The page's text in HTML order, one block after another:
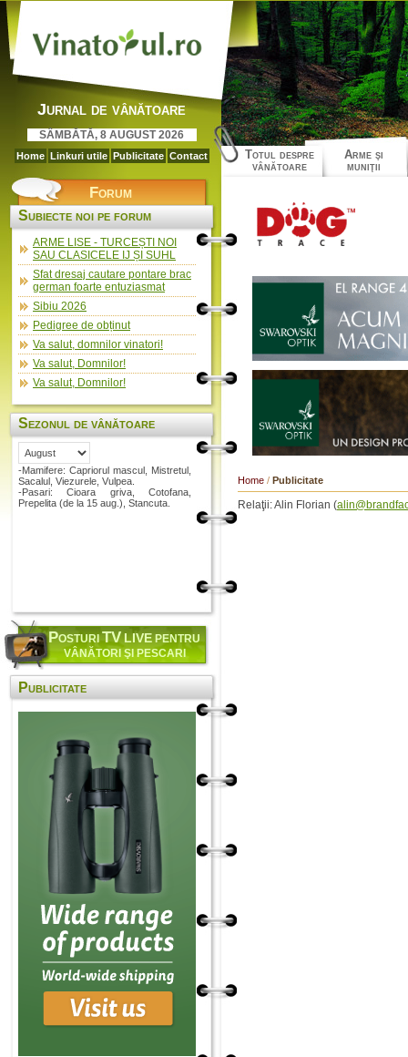
Jurnal de vânătoare
SÂMBĂTĂ, 8 AUGUST 2026
Home Linkuri utile Publicitate Contact
Totul despre
vânătoare
Arme şi
muniţii
Forum
Subiecte noi pe forum
ARME LISE - TURCEȘTI NOI
SAU CLASICELE IJ ȘI SUHL
Sfat dresaj cautare pontare brac
german foarte entuziasmat
Sibiu 2026
Pedigree de obținut
Va salut, domnilor vinatori!
Va salut, Domnilor!
Va salut, Domnilor!
Sezonul de vânătoare
-Mamifere: Capriorul mascul, Mistretul,
Sacalul, Viezurele, Vulpea.
-Pasari: Cioara griva, Cotofana,
Prepelita (de la 15 aug.), Stancuta.
POSTURITVLIVE PENTRU
VÂNĂTORI ŞI PESCARI
Publicitate
Home / Publicitate
Relaţii: Alin Florian (